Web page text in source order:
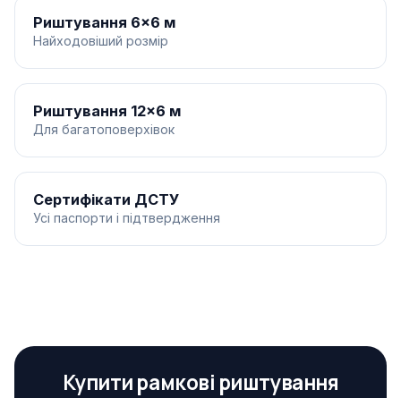
Риштування 6×6 м
Найходовіший розмір
Риштування 12×6 м
Для багатоповерхівок
Сертифікати ДСТУ
Усі паспорти і підтвердження
Купити рамкові риштування